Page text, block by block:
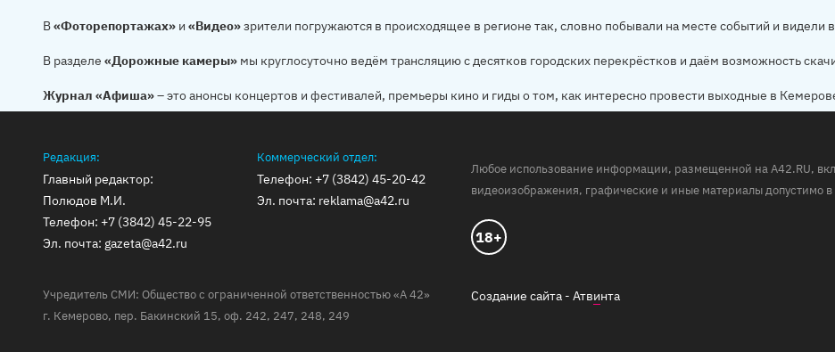
В«Фоторепортажах» и «Видео»зрители погружаются в происходящее в регионе так, словно побывали на месте событий и видели
В разделе «Дорожные камеры» мы круглосуточно ведём трансляцию с десятков городских перекрёстков и даём возможность
Журнал «Афиша»– это анонсы концертов и фестивалей, премьеры кино и гиды о том, как интересно провести выходные в
Редакция:
Главный редактор:
Полюдов М.И.
Телефон: +7 (3842) 45-22-95
Эл. почта: gazeta@a42.ru
Коммерческий отдел:
Телефон: +7 (3842) 45-20-42
Эл. почта: reklama@a42.ru
Любое использование информации, размещенной на A42.RU,
видеоизображения, графические и иные материалы допустимо в
18+
Учредитель СМИ: Общество с ограниченной ответственностью «А 42»
г. Кемерово, пер. Бакинский 15, оф. 242, 247, 248, 249
Создание сайта - Атвинта